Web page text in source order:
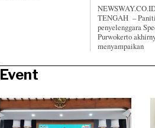
TENGAH –
penyelenggara
Purwokerto
menyampaikan
Event